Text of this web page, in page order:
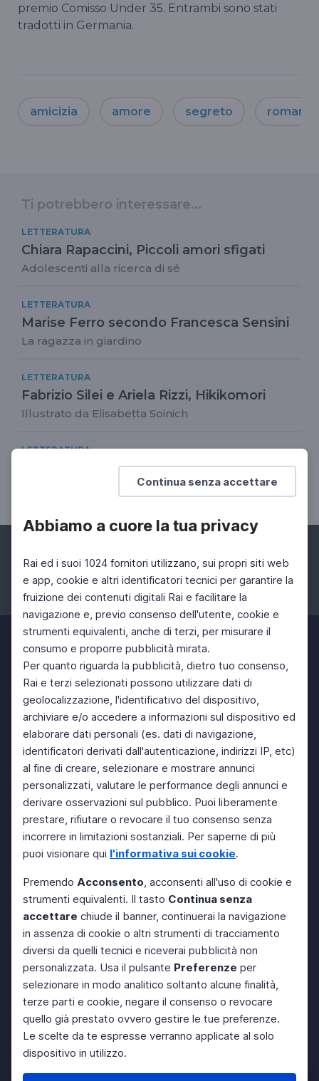
Continua senza accettare
Abbiamo a cuore la tua privacy
Rai ed i suoi 1024 fornitori utilizzano, sui propri siti web
e app, cookie e altri identificatori tecnici per garantire la
fruizione dei contenuti digitali Rai e facilitare la
navigazione e, previo consenso dell'utente, cookie e
strumenti equivalenti, anche di terzi, per misurare il
consumo e proporre pubblicità mirata.
Per quanto riguarda la pubblicità, dietro tuo consenso,
Rai e terzi selezionati possono utilizzare dati di
geolocalizzazione, l'identificativo del dispositivo,
archiviare e/o accedere a informazioni sul dispositivo ed
elaborare dati personali (es. dati di navigazione,
identificatori derivati dall'autenticazione, indirizzi IP, etc)
al fine di creare, selezionare e mostrare annunci
personalizzati, valutare le performance degli annunci e
derivare osservazioni sul pubblico. Puoi liberamente
prestare, rifiutare o revocare il tuo consenso senza
incorrere in limitazioni sostanziali. Per saperne di più
puoi visionare qui l'informativa sui cookie.
Premendo Acconsento, acconsenti all'uso di cookie e
strumenti equivalenti. Il tasto Continua senza
accettare chiude il banner, continuerai la navigazione
in assenza di cookie o altri strumenti di tracciamento
diversi da quelli tecnici e riceverai pubblicità non
personalizzata. Usa il pulsante Preferenze per
selezionare in modo analitico soltanto alcune finalità,
terze parti e cookie, negare il consenso o revocare
quello già prestato ovvero gestire le tue preferenze.
Le scelte da te espresse verranno applicate al solo
dispositivo in utilizzo.
premio Comisso Under 35. Entrambi sono stati
tradotti in Germania.
amicizia amore segreto
Ti potrebbero interessare...
LETTERATURA
Chiara Rapaccini, Piccoli amori sfigati
Adolescenti alla ricerca di sé
LETTERATURA
Marise Ferro secondo Francesca Sensini
La ragazza in giardino
LETTERATURA
Fabrizio Silei e Ariela Rizzi, Hikikomori
Illustrato da Elisabetta Soinich
LETTERATURA
Giorgio Biferali, L'amore a vent'anni
Un romanzo di formazione
Facebook Instagram Twitter